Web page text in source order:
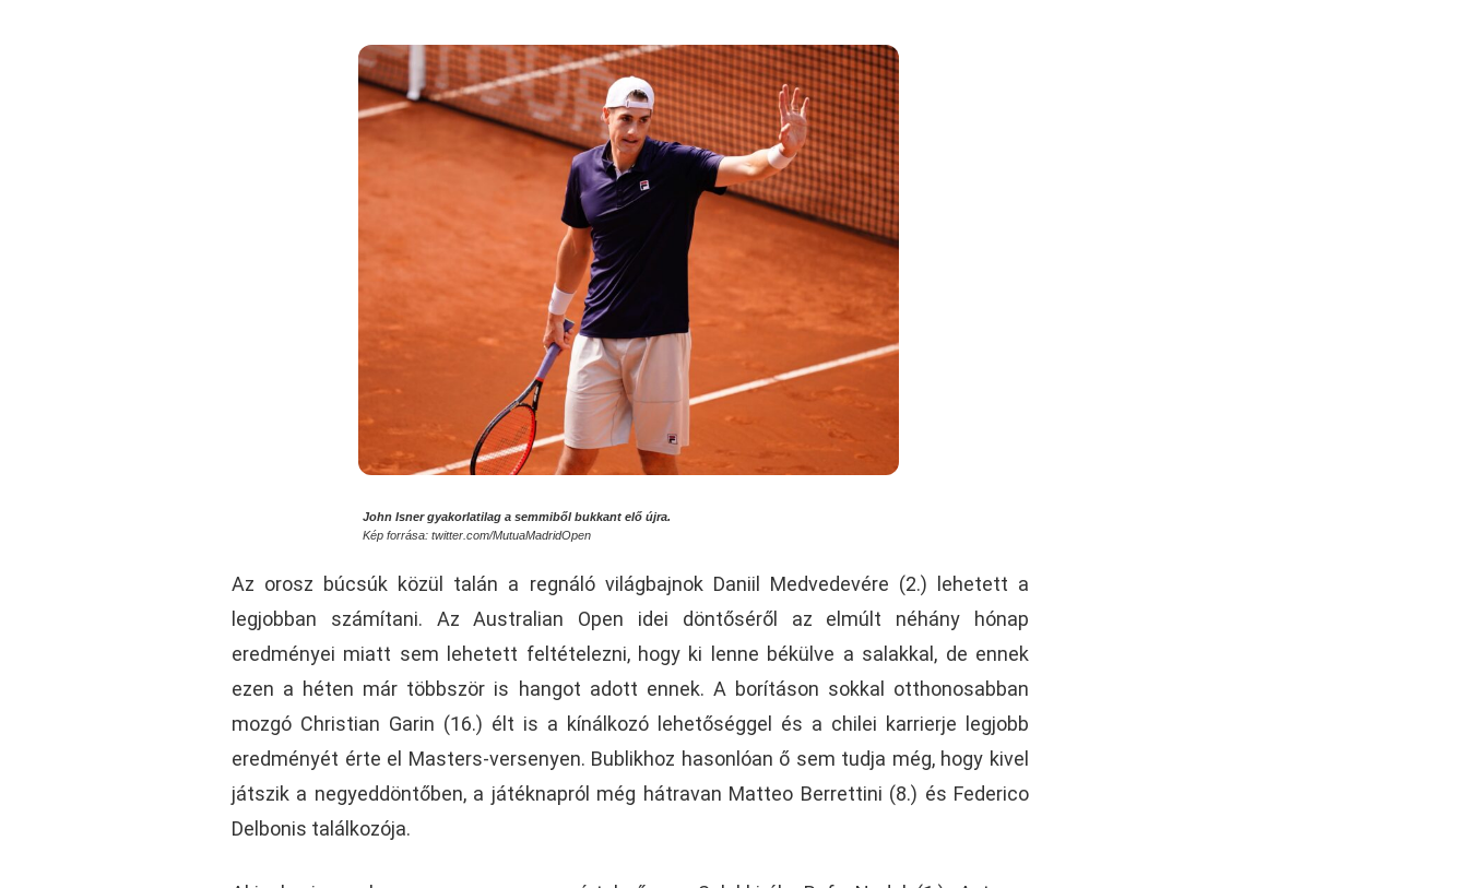
John Isner gyakorlatilag a semmiből bukkant elő újra.
Kép forrása: twitter.com/MutuaMadridOpen
Az orosz búcsúk közül talán a regnáló világbajnok Daniil Medvedevére (2.) lehetett a
legjobban számítani. Az Australian Open idei döntőséről az elmúlt néhány hónap
eredményei miatt sem lehetett feltételezni, hogy ki lenne békülve a salakkal, de ennek
ezen a héten már többször is hangot adott ennek. A borításon sokkal otthonosabban
mozgó Christian Garin (16.) élt is a kínálkozó lehetőséggel és a chilei karrierje legjobb
eredményét érte el Masters-versenyen. Bublikhoz hasonlóan ő sem tudja még, hogy kivel
játszik a negyeddöntőben, a játéknapról még hátravan Matteo Berrettini (8.) és Federico
Delbonis találkozója.